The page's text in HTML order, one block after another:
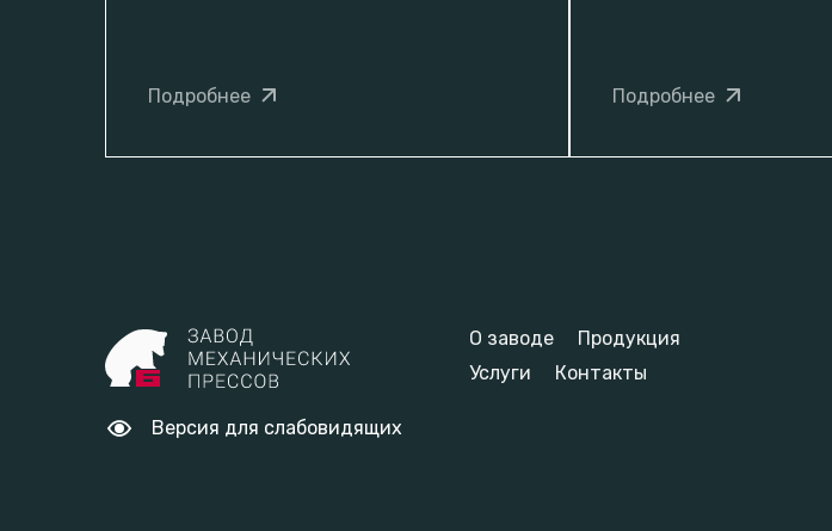
Подробнее Подробнее
Версия для слабовидящих
О заводе
Продукция
Услуги
Контакты